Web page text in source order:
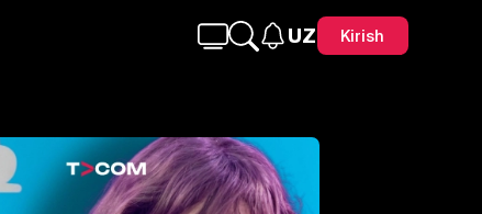
UZ Kirish